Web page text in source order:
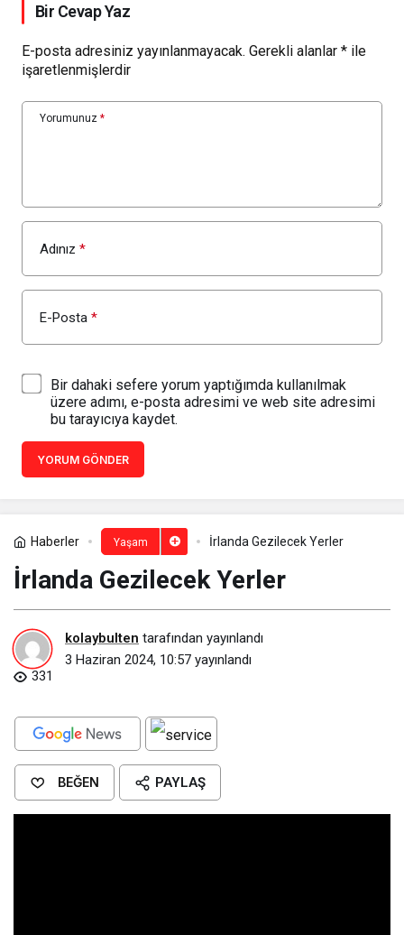
Bir Cevap Yaz
E-posta adresiniz yayınlanmayacak. Gerekli alanlar * ile
işaretlenmişlerdir
Yorumunuz *
Adınız *
E-Posta *
Bir dahaki sefere yorum yaptığımda kullanılmak
üzere adımı, e-posta adresimi ve web site adresimi
bu tarayıcıya kaydet.
YORUM GÖNDER
Haberler Yaşam İrlanda Gezilecek Yerler
İrlanda Gezilecek Yerler
kolaybulten tarafından yayınlandı
3 Haziran 2024, 10:57 yayınlandı
331
BEĞEN PAYLAŞ